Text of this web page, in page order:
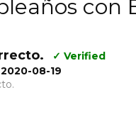
con
✓ Verified
08-19